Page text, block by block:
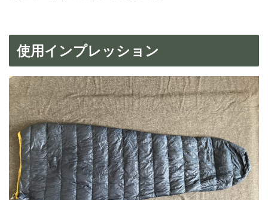
使用インプレッション